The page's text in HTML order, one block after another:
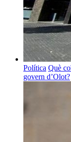
Política Què
govern d’Olot?